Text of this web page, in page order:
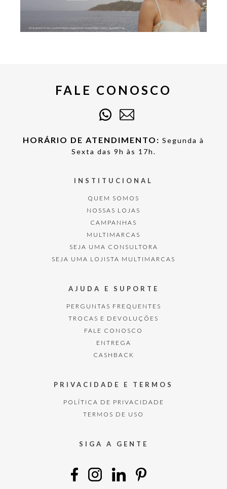
FALE CONOSCO
HORÁRIO DE ATENDIMENTO: Segunda à
Sexta das 9h às 17h.
INSTITUCIONAL
QUEM SOMOS
NOSSAS LOJAS
CAMPANHAS
MULTIMARCAS
SEJA UMA CONSULTORA
SEJA UMA LOJISTA MULTIMARCAS
AJUDA E SUPORTE
PERGUNTAS FREQUENTES
TROCAS E DEVOLUÇÕES
FALE CONOSCO
ENTREGA
CASHBACK
PRIVACIDADE E TERMOS
POLÍTICA DE PRIVACIDADE
TERMOS DE USO
SIGA A GENTE